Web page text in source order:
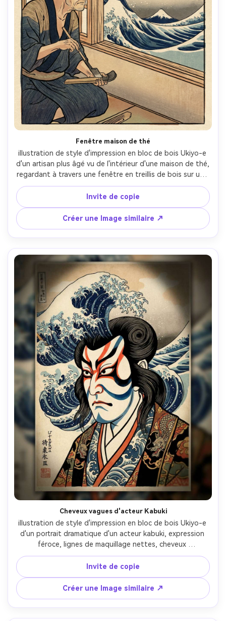
Fenêtre maison de thé
illustration de style d'impression en bloc de bois Ukiyo-e
d'un artisan plus âgé vu de l'intérieur d'une maison de thé,
regardant à travers une fenêtre en treillis de bois sur une
vague lointaine inspirée par Hokusai, tons beige intérieurs
chauds, lignée forte, océan bleu prussien à l'extérieur,
brume bokashi, nostalgie douce, sensation
d'enregistrement en bloc de bois visible, composition
élégante, objectif 85 mm, profondeur de champ peu
profonde, éclairage cinématographique doux- -ar 4:5
Invite de copie
Créer une Image similaire ↗
Cheveux vagues d'acteur Kabuki
illustration de style d'impression en bloc de bois Ukiyo-e
d'un portrait dramatique d'un acteur kabuki, expression
féroce, lignes de maquillage nettes, cheveux
tourbillonnant dans une forme d'onde inspirée par
Hokusai, contours noirs audacieux, accents bleu prussien
et vermilion, col à motif, texture de grain de papier,
humeur théâtrale, style d'impression classique Edo,
objectif 85 mm, profondeur de champ peu profonde-AR
4:5
Invite de copie
Créer une Image similaire ↗